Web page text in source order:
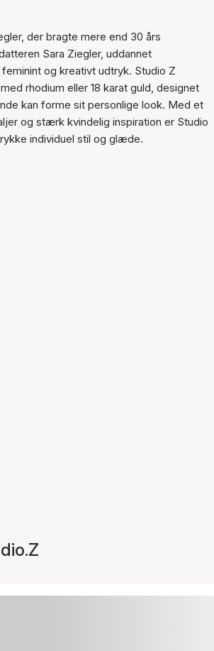
der bragte mere end 30 års
Sara Ziegler, uddannet
og kreativt udtryk. Studio Z
rhodium eller 18 karat guld, designet
kan forme sit personlige look. Med et
og stærk kvindelig inspiration er Studio
individuel stil og glæde.